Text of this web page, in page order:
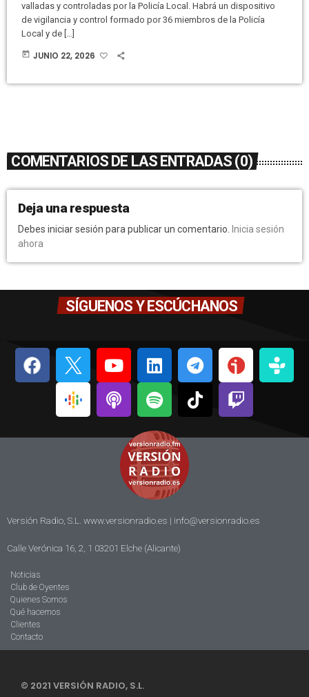
valladas y controladas por la Policía Local. Habrá un dispositivo
de vigilancia y control formado por 36 miembros de la Policía
Local y de […]
today JUNIO 22, 2026
COMENTARIOS DE LAS ENTRADAS (0)
Deja una respuesta
Debes iniciar sesión para publicar un comentario. Inicia sesión
ahora
SÍGUENOS Y ESCÚCHANOS
Versión Radio, S.L. www.versionradio.es | info@versionradio.es
Calle Verónica 16, 2, 1 03201 Elche (Alicante)
Noticias
Club de Oyentes
Quienes Somos
Qué hacemos
Clientes
Contacto
© 2021 VERSIÓN RADIO, S.L.